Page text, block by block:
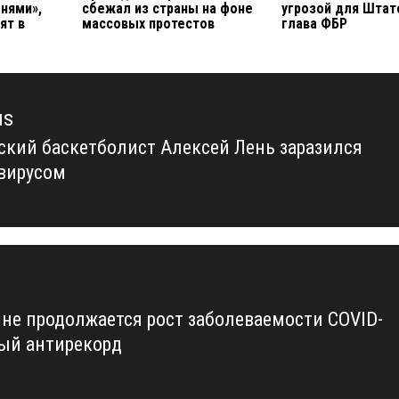
в
сбежал из страны на фоне
массовых протестов
угрозой для
глава ФБР
баскетболист Алексей Лень заразился
продолжается рост заболеваемости COVID-
антирекорд